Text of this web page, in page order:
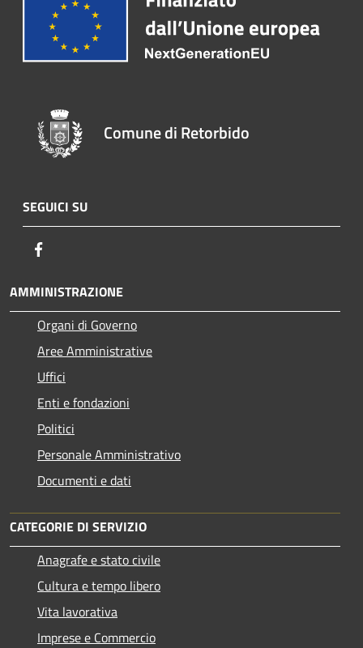
Comune di Retorbido
SEGUICI SU
AMMINISTRAZIONE
Organi di Governo
Aree Amministrative
Uffici
Enti e fondazioni
Politici
Personale Amministrativo
Documenti e dati
CATEGORIE DI SERVIZIO
Anagrafe e stato civile
Cultura e tempo libero
Vita lavorativa
Imprese e Commercio